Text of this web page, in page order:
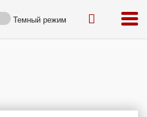
Темный режим